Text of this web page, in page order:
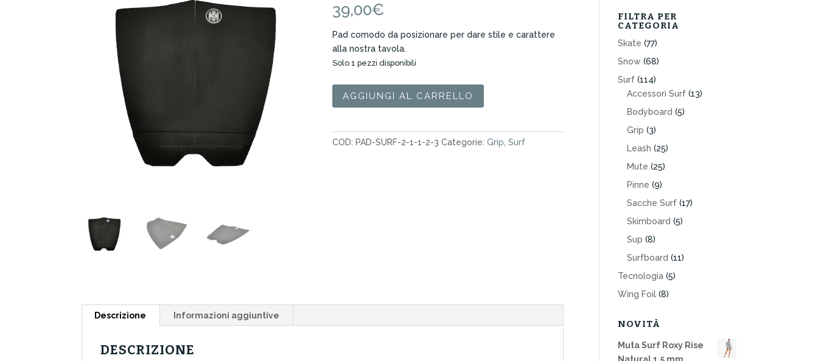
39,00€
Pad comodo da posizionare per dare stile e carattere
alla nostra tavola.
Solo 1 pezzi disponibili
Grip
Koalition
Two
Black
AGGIUNGI AL CARRELLO
COD: PAD-SURF-2-1-1-2-3 Categorie:Grip ,Surf
Descrizione Informazioni aggiuntive
DESCRIZIONE
FILTRA PER
CATEGORIA
Skate (77)
Snow (68)
Surf (114)
Accessori Surf (13)
Bodyboard (5)
Grip (3)
Leash (25)
Mute (25)
Pinne (9)
Sacche Surf (17)
Skimboard (5)
Sup (8)
Surfboard (11)
Tecnologia (5)
Wing Foil (8)
NOVITÀ
Muta Surf Roxy Rise